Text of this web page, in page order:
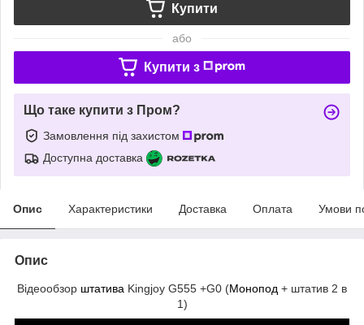
Купити
або
Купити з
Що таке купити з Пром?
Замовлення під захистом
Доступна доставка
Опис Характеристики Доставка Оплата Умови
Опис
Відеообзор штатива Kingjoy G555 +G0 (Монопод + штатив 2 в
1)